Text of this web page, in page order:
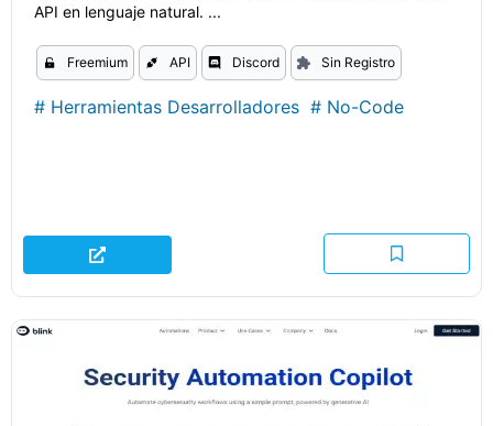
API en lenguaje natural. ...
Freemium API Discord Sin Registro
# Herramientas Desarrolladores # No-Code